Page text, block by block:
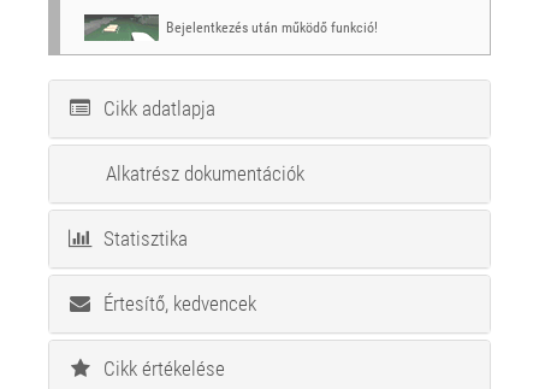
Bejelentkezés után működő funkció!
Cikk adatlapja
Alkatrész dokumentációk
Statisztika
Értesítő, kedvencek
Cikk értékelése